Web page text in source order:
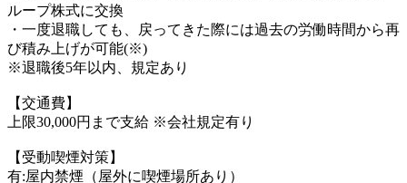
ループ株式に交換
・一度退職しても、戻ってきた際には過去の労働時間から再
び積み上げが可能(※)
※退職後5年以内、規定あり
【交通費】
上限30,000円まで支給 ※会社規定有り
【受動喫煙対策】
有:屋内禁煙（屋外に喫煙場所あり）